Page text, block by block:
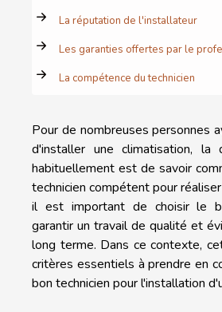
La réputation de l'installateur
Les garanties offertes par le
La compétence du technicien
Pour de nombreuses personnes
d'installer une climatisation, la
habituellement est de savoir
technicien compétent pour
il est important de choisir le
garantir un travail de qualité et
long terme. Dans ce contexte,
critères essentiels à prendre en
bon technicien pour l'installation